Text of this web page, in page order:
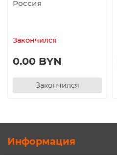
Россия
Закончился
0.00 BYN
Закончился
Информация